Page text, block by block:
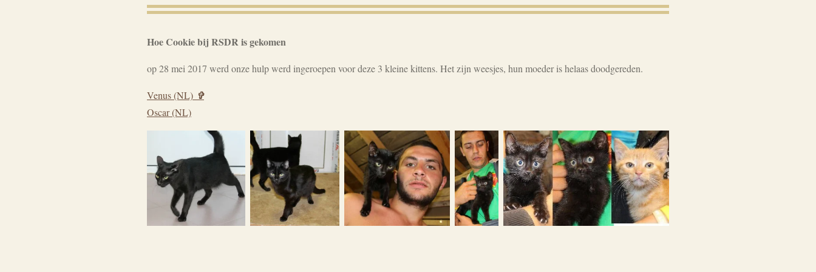
Hoe Cookie bij RSDR is gekomen
op 28 mei 2017 werd onze hulp werd ingeroepen voor deze 3 kleine kittens. Het zijn weesjes, hun moeder is helaas doodgereden.
Venus (NL) ✞
Oscar (NL)